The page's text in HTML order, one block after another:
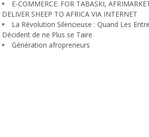
E-COMMERCE: FOR TABASKI,
DELIVER SHEEP TO AFRICA VIA INTERNET
La Révolution Silencieuse : Quand Les
Décident de ne Plus se Taire
Génération afropreneurs